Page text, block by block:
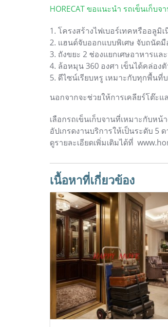
HORECAT ขอแนะนำ รถเข็นเก็
1. โครงสร้างไฟเบอร์เทคหรืออลู
2. แฮนด์จับออกแบบพิเศษ จับถนัดมื
3. ถังขยะ 2 ช่องแยกเศษอาหารแล
4. ล้อหมุน 360 องศา เข็นได้คล่อง
5. ดีไซน์เรียบหรู เหมาะกับทุกพื้นที่
นอกจากจะช่วยให้การเคลียร์โต๊ะ
เลือกรถเข็นเก็บจานที่เหมาะกับห
อัปเกรดงานบริการให้เป็นระดับ 5 ด
ดูรายละเอียดเพิ่มเติมได้ที่
เนื้อหาที่เกี่ยวข้อง